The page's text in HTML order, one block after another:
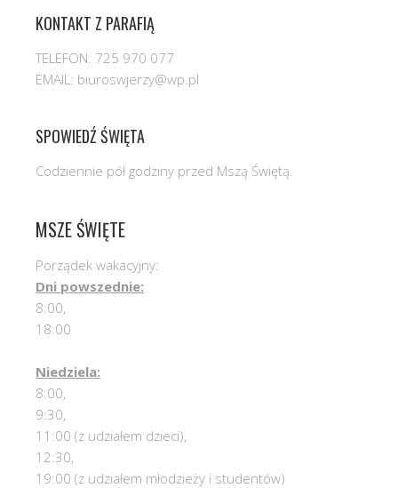
KONTAKT Z PARAFIĄ
TELEFON: 725 970 077
EMAIL: biuroswjerzy@wp.pl
SPOWIEDŹ ŚWIĘTA
Codziennie pół godziny przed Mszą Świętą.
MSZE ŚWIĘTE
Porządek wakacyjny:
Dni powszednie:
8:00,
18:00
Niedziela:
8:00,
9:30,
11:00 (z udziałem dzieci),
12:30,
19:00 (z udziałem młodzieży i studentów)